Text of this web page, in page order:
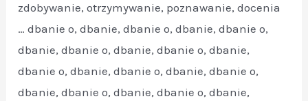
zdobywanie, otrzymywanie, poznawanie, docenia
… dbanie o, dbanie, dbanie o, dbanie, dbanie o,
dbanie, dbanie o, dbanie, dbanie o, dbanie,
dbanie o, dbanie, dbanie o, dbanie, dbanie o,
dbanie, dbanie o, dbanie, dbanie o, dbanie,